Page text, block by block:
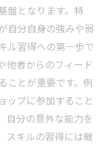
盤となります。特
自分自身の強みや弱
ル習得への第一歩で
他者からのフィード
ことが重要です。例
ップに参加すること
自分の意外な能力を
スキルの習得には継